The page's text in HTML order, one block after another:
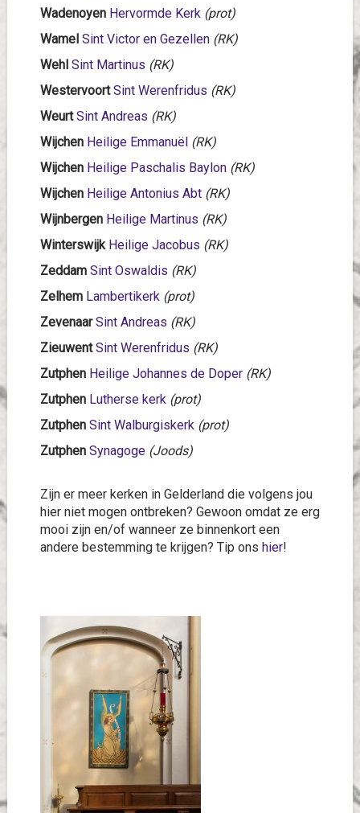
Wadenoyen Hervormde Kerk (prot)
Wamel Sint Victor en Gezellen (RK)
Wehl Sint Martinus (RK)
Westervoort Sint Werenfridus (RK)
Weurt Sint Andreas (RK)
Wijchen Heilige Emmanuël (RK)
Wijchen Heilige Paschalis Baylon (RK)
Wijchen Heilige Antonius Abt (RK)
Wijnbergen Heilige Martinus (RK)
Winterswijk Heilige Jacobus (RK)
Zeddam Sint Oswaldis (RK)
Zelhem Lambertikerk(prot)
Zevenaar Sint Andreas (RK)
Zieuwent Sint Werenfridus (RK)
Zutphen Heilige Johannes de Doper (RK)
ZutphenLutherse kerk (prot)
Zutphen Sint Walburgiskerk(prot)
Zutphen Synagoge (Joods)
Zijn er meer kerken in Gelderland die volgens jou
hier niet mogen ontbreken? Gewoon omdat ze erg
mooi zijn en/of wanneer ze binnenkort een
andere bestemming te krijgen? Tip ons hier!